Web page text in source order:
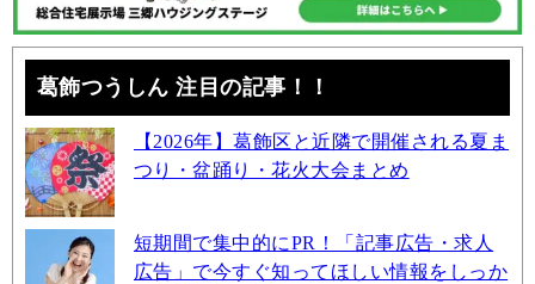
葛飾つうしん 注目の記事！！
【2026年】葛飾区と近隣で開催される夏ま
つり・盆踊り・花火大会まとめ
短期間で集中的にPR！「記事広告・求人
広告」で今すぐ知ってほしい情報をしっか